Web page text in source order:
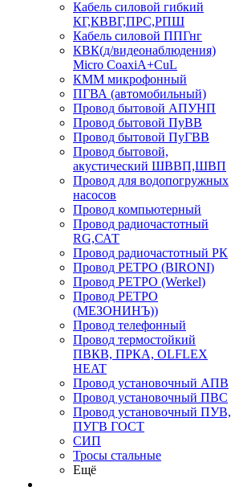
Кабель силовой гибкий
КГ,КВВГ,ПРС,РПШ
Кабель силовой ППГнг
КВК(д/видеонаблюдения)
Micro CoaxiA+CuL
КММ микрофонный
ПГВА (автомобильный)
Провод бытовой АПУНП
Провод бытовой ПуВВ
Провод бытовой ПуГВВ
Провод бытовой,
акустический ШВВП,ШВП
Провод для водопогружных
насосов
Провод компьютерный
Провод радиочастотный
RG,САТ
Провод радиочастотный РК
Провод РЕТРО (BIRONI)
Провод РЕТРО (Werkel)
Провод РЕТРО
(МЕЗОНИНЪ))
Провод телефонный
Провод термостойкий
ПВКВ, ПРКА, OLFLEX
HEAT
Провод установочный АПВ
Провод установочный ПВС
Провод установочный ПУВ,
ПУГВ ГОСТ
СИП
Тросы стальные
Ещё